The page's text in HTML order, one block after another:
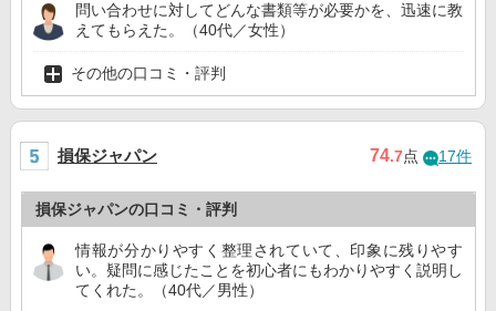
問い合わせに対してどんな書類等が必要かを、迅速に教
えてもらえた。（40代／女性）
その他の口コミ・評判
損保ジャパン 74.7点 17件
損保ジャパンの口コミ・評判
情報が分かりやすく整理されていて、印象に残りやす
い。疑問に感じたことを初心者にもわかりやすく説明し
てくれた。（40代／男性）